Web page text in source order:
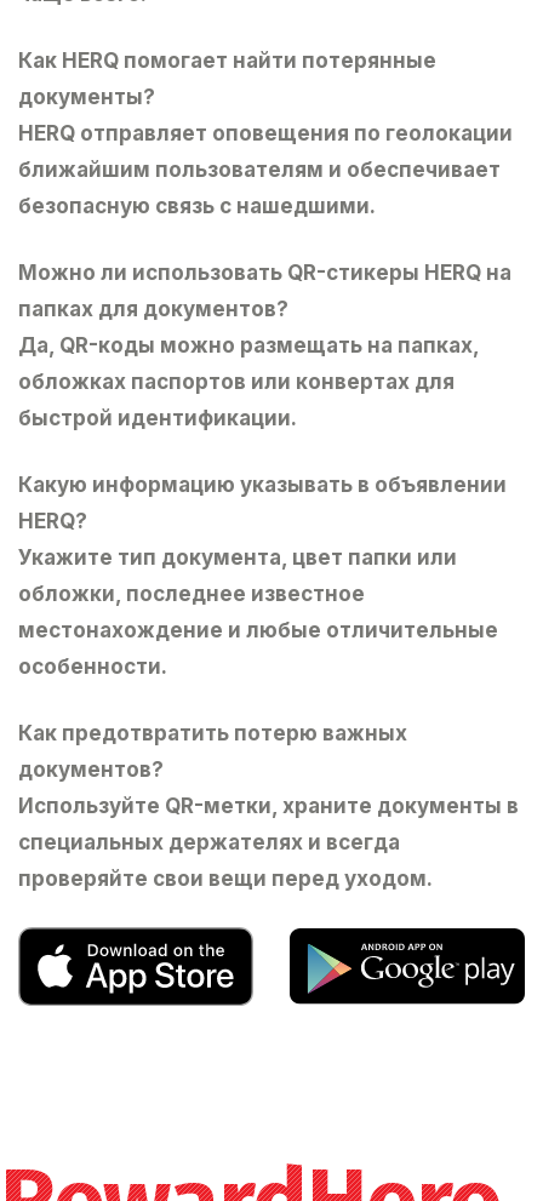
Как HERQ помогает найти потерянные
документы?
HERQ отправляет оповещения по геолокации
ближайшим пользователям и обеспечивает
безопасную связь с нашедшими.
Можно ли использовать QR-стикеры HERQ на
папках для документов?
Да, QR-коды можно размещать на папках,
обложках паспортов или конвертах для
быстрой идентификации.
Какую информацию указывать в объявлении
HERQ?
Укажите тип документа, цвет папки или
обложки, последнее известное
местонахождение и любые отличительные
особенности.
Как предотвратить потерю важных
документов?
Используйте QR-метки, храните документы в
специальных держателях и всегда
проверяйте свои вещи перед уходом.